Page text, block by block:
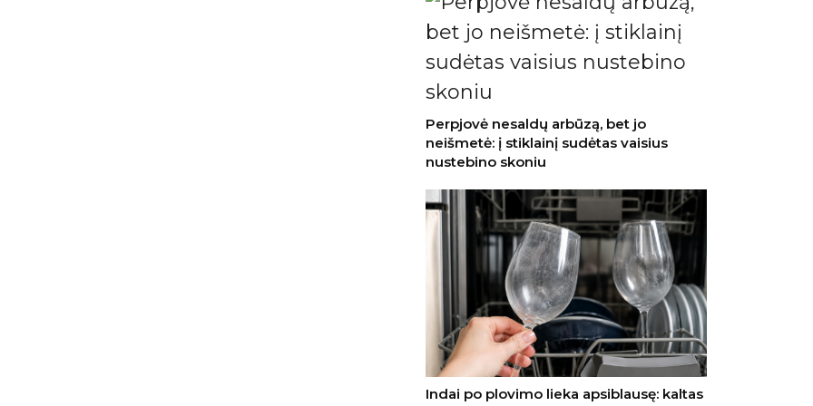
Perpjovė nesaldų arbūzą, bet jo
neišmetė: į stiklainį sudėtas vaisius
nustebino skoniu
Indai po plovimo lieka apsiblausę: kaltas